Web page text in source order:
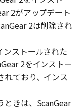
「本ソフトウ
ップとして、
することがで
を除き、キヤ
ーのいかなる
とを問わ
あるいは許
2がアップデート
2は削除され
ンストールされた
2をインストー
れており、インス
ときは、ScanGear